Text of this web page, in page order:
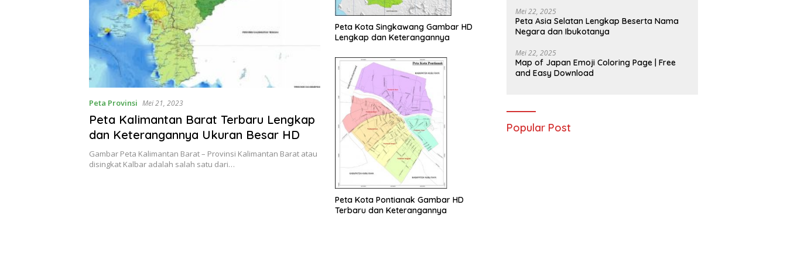
Peta Provinsi Mei 21, 2023
Peta Kalimantan Barat Terbaru Lengkap
dan Keterangannya Ukuran Besar HD
Gambar Peta Kalimantan Barat – Provinsi Kalimantan Barat atau
disingkat Kalbar adalah salah satu dari…
Peta Kota Singkawang Gambar HD
Lengkap dan Keterangannya
Peta Kota Pontianak Gambar HD
Terbaru dan Keterangannya
Mei 22, 2025
Peta Asia Selatan Lengkap Beserta Nama
Negara dan Ibukotanya
Mei 22, 2025
Map of Japan Emoji Coloring Page | Free
and Easy Download
Popular Post